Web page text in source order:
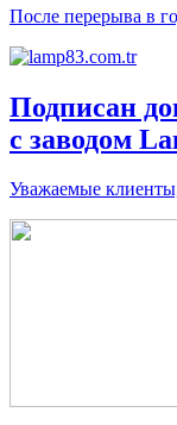
После перерыва в
Подписан
с заводом
Уважаемые